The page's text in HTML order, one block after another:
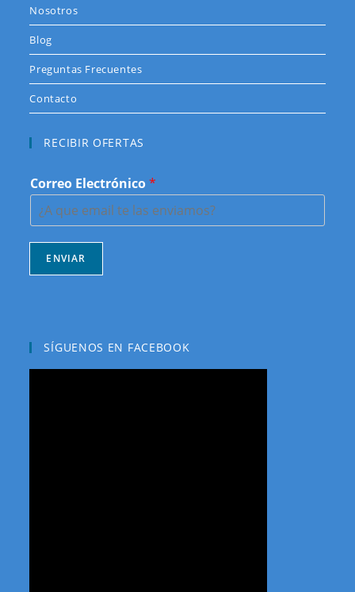
Nosotros
Blog
Preguntas Frecuentes
Contacto
RECIBIR OFERTAS
Correo Electrónico*
ENVIAR
SÍGUENOS EN FACEBOOK